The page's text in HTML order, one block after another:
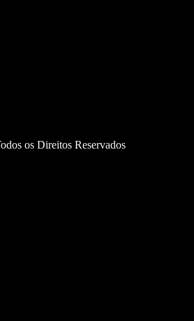
os Direitos Reservados